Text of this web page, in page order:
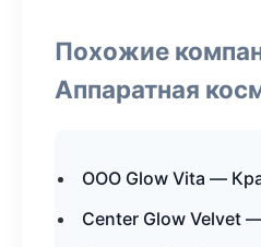
Похожие
Аппаратная
ООО Glow Vita —
Center Glow Velvet